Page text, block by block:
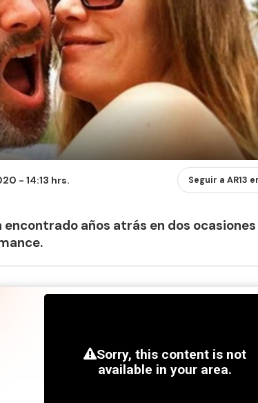
- 14:13 hrs. Seguir a AR13
años atrás en dos ocasiones